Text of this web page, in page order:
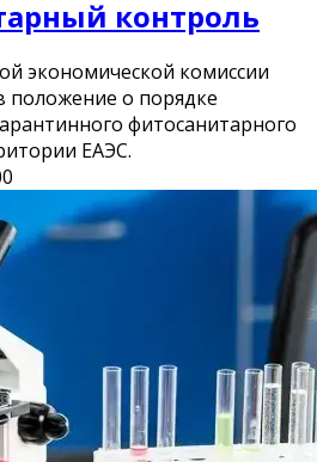
контроль
экономической комиссии
положение о порядке
фитосанитарного
ЕАЭС.